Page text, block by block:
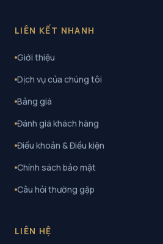
LIÊN KẾT NHANH
Giới thiệu
Dịch vụ của chúng tôi
Bảng giá
Đánh giá khách hàng
Điều khoản & Điều kiện
Chính sách bảo mật
Câu hỏi thường gặp
LIÊN HỆ